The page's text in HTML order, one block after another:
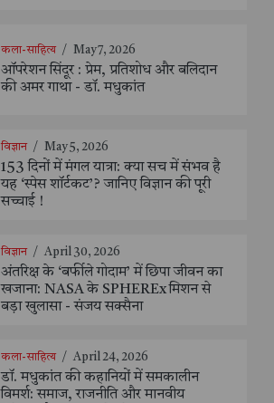
कला-साहित्य / May 7, 2026
ऑपरेशन सिंदूर : प्रेम, प्रतिशोध और बलिदान
की अमर गाथा - डॉ. मधुकांत
विज्ञान / May 5, 2026
153 दिनों में मंगल यात्रा: क्या सच में संभव है
यह ‘स्पेस शॉर्टकट’? जानिए विज्ञान की पूरी
सच्चाई !
विज्ञान / April 30, 2026
अंतरिक्ष के ‘बर्फीले गोदाम’ में छिपा जीवन का
खजाना: NASA के SPHEREx मिशन से
बड़ा खुलासा - संजय सक्सैना
कला-साहित्य / April 24, 2026
डॉ. मधुकांत की कहानियों में समकालीन
विमर्श: समाज, राजनीति और मानवीय